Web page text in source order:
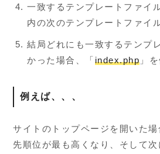
一致するテンプレートファイ
内の次のテンプレートファイ
結局どれにも一致するテンプ
かった場合、「index.php 」
例えば、、、
サイトのトップページを開いた場
先順位が最も高くなり、そして次